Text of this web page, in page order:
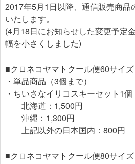
2017年5月1日以降、通信販売商品
いたします。
(4月18日にお知らせした変更予定
幅を小さくしました)
■クロネコヤマトクール便60サイズ
・単品商品（3個まで）
・ちいさなイリコスキーセット1
北海道：1,500円
沖縄：1,300円
上記以外の日本国内：800円
■クロネコヤマトクール便80サイズ